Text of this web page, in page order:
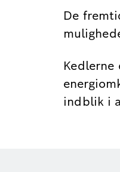
De
indblik i